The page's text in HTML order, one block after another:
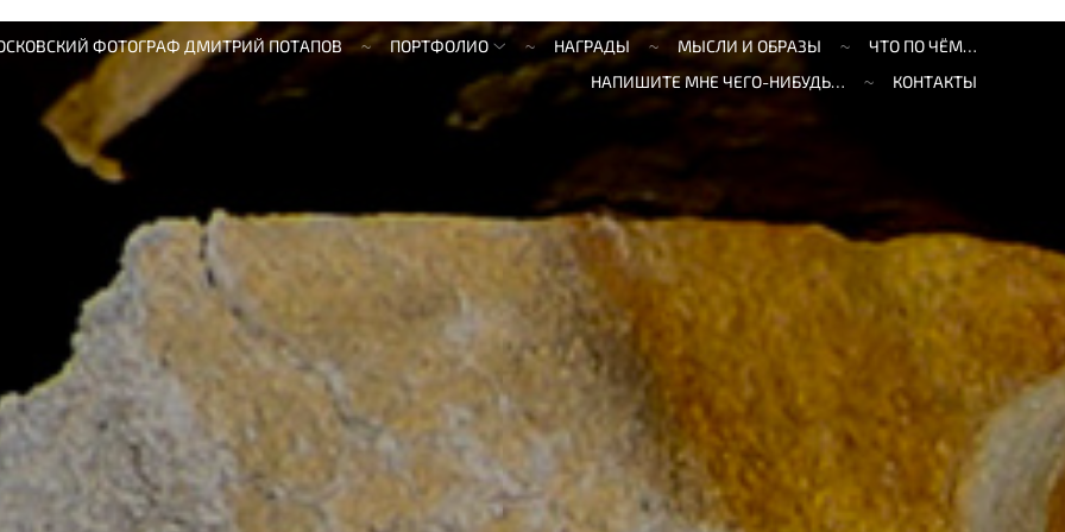
ФОТОГРАФ ДМИТРИЙ ПОТАПОВ ПОРТФОЛИО НАГРАДЫ МЫСЛИ И ОБРАЗЫ
ЧТО ПО ЧЁМ…
НАПИШИТЕ МНЕ ЧЕГО-НИБУДЬ…
КОНТАКТЫ